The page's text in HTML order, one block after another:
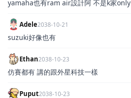
yamaha也有ram air設計阿 不是k家only
Adele2038-10-21
suzuki好像也有
Ethan2038-10-23
仿賽都有 講的跟外星科技一樣
Puput2038-10-23